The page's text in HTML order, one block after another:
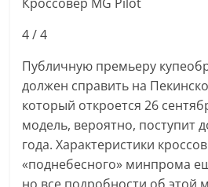
4/ 4
Публичную премьеру
должен справить на
который откроется 26
модель, вероятно, поступит
года. Характеристики
«поднебесного» минпрома
но все подробности об этой